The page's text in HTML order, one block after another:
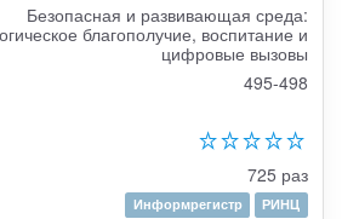
Безопасная и развивающая среда:
благополучие, воспитание и
цифровые вызовы
495-498
725 раз
Информрегистр
РИНЦ